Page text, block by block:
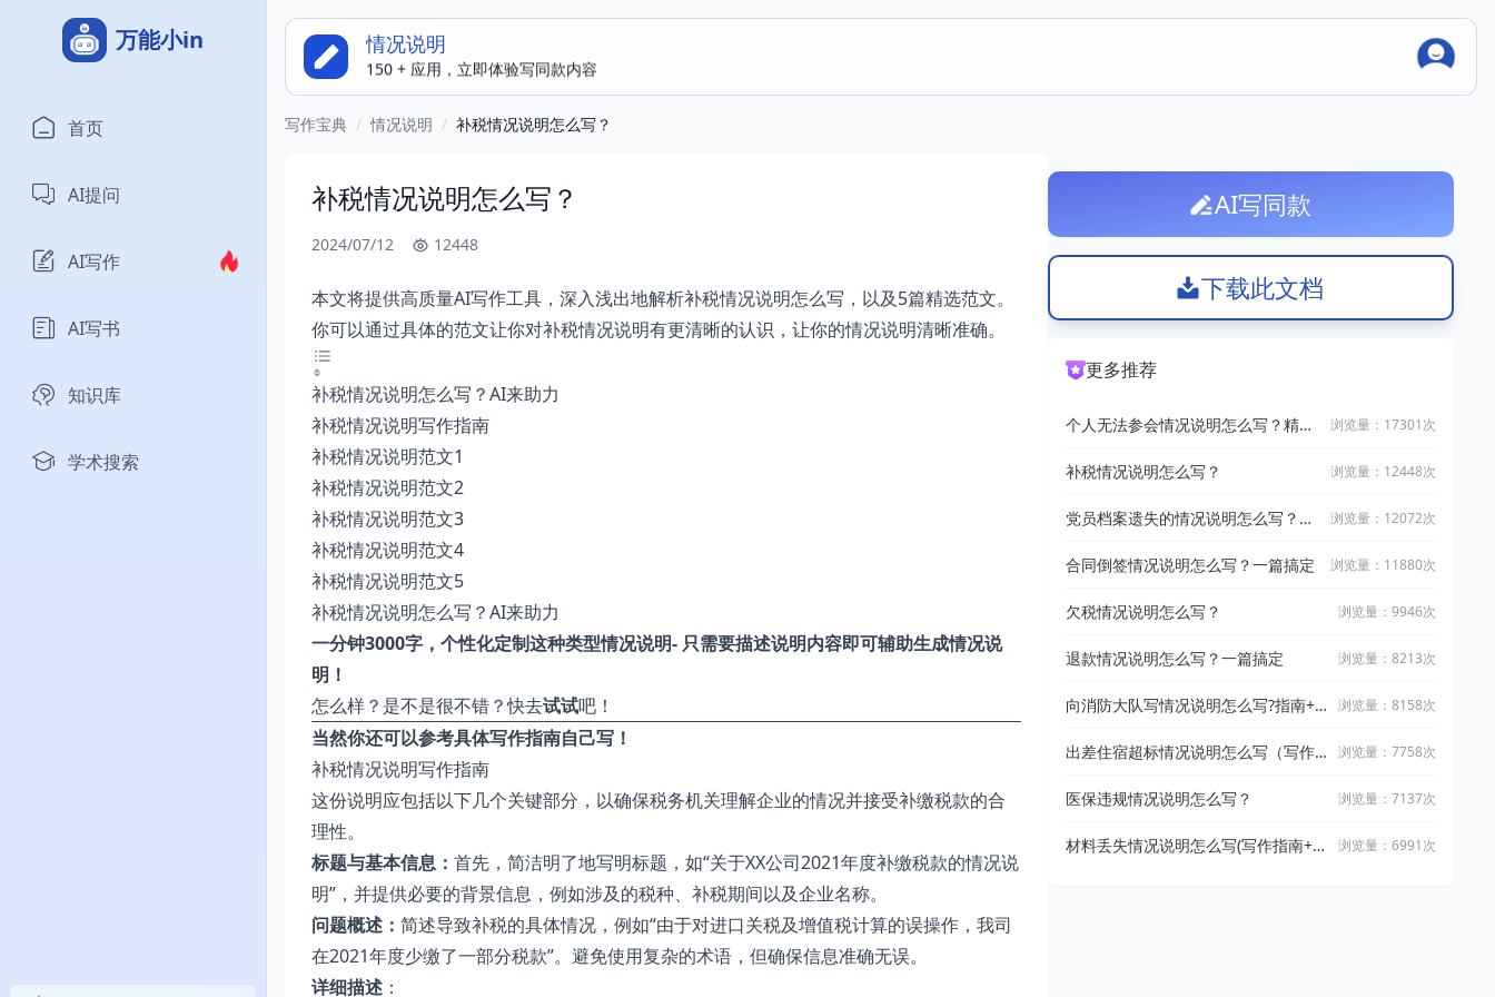
万能小in
首页
AI提问
AI写作
AI写书
知识库
学术搜索
情况说明
150 + 应用，立即体验写同款内容
写作必备指南，精选优质范文
写作宝典 / 情况说明 / 补税情况说明怎么写？
补税情况说明怎么写？
2024/07/12 12448
本文将提供高质量AI写作工具，深入浅出地解析补税情况说明怎么写，以及5篇精选范文。
你可以通过具体的范文让你对补税情况说明有更清晰的认识，让你的情况说明清晰准确。
补税情况说明怎么写？AI来助力
补税情况说明写作指南
补税情况说明范文1
补税情况说明范文2
补税情况说明范文3
补税情况说明范文4
补税情况说明范文5
补税情况说明怎么写？AI来助力
一分钟3000字，个性化定制这种类型情况说明- 只需要描述说明内容即可辅助生成情况说
明！
怎么样？是不是很不错？快去试试吧！
当然你还可以参考具体写作指南自己写！
补税情况说明写作指南
这份说明应包括以下几个关键部分，以确保税务机关理解企业的情况并接受补缴税款的合
理性。
标题与基本信息： 首先，简洁明了地写明标题，如“关于XX公司2021年度补缴税款的情况说
明”，并提供必要的背景信息，例如涉及的税种、补税期间以及企业名称。
问题概述： 简述导致补税的具体情况，例如“由于对进口关税及增值税计算的误操作，我司
在2021年度少缴了一部分税款”。避免使用复杂的术语，但确保信息准确无误。
详细描述 ：
AI写同款
下载此文档
更多推荐
个人无法参会情况说明怎么写？精选
浏览量：17301次
补税情况说明怎么写？ 浏览量：12448次
党员档案遗失的情况说明怎么写？高
浏览量：12072次
合同倒签情况说明怎么写？一篇搞定 浏览量：11880次
欠税情况说明怎么写？ 浏览量：9946次
退款情况说明怎么写？一篇搞定 浏览量：8213次
向消防大队写情况说明怎么写?指南+5
浏览量：8158次
出差住宿超标情况说明怎么写（写作
浏览量：7758次
医保违规情况说明怎么写？ 浏览量：7137次
材料丢失情况说明怎么写(写作指南+精
浏览量：6991次